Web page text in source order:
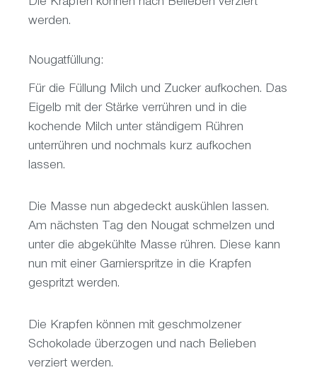
Die Krapfen können nach Belieben verziert
werden.
Nougatfüllung:
Für die Füllung Milch und Zucker aufkochen. Das
Eigelb mit der Stärke verrühren und in die
kochende Milch unter ständigem Rühren
unterrühren und nochmals kurz aufkochen
lassen.
Die Masse nun abgedeckt auskühlen lassen.
Am nächsten Tag den Nougat schmelzen und
unter die abgekühlte Masse rühren. Diese kann
nun mit einer Garnierspritze in die Krapfen
gespritzt werden.
Die Krapfen können mit geschmolzener
Schokolade überzogen und nach Belieben
verziert werden.